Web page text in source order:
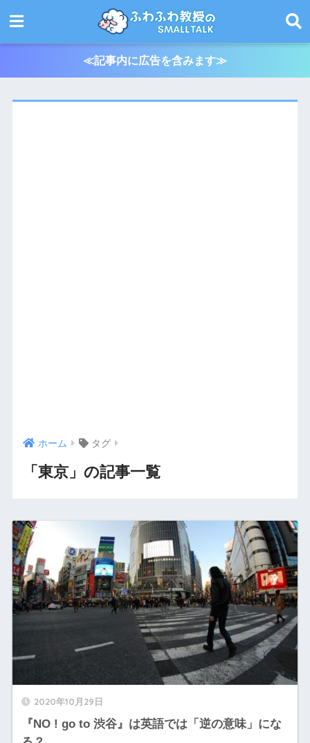
≪記事内に広告を含みます≫
ホーム タグ
「東京」の記事一覧
2020年10月29日
『NO ! go to 渋谷』は英語では「逆の意味」にな